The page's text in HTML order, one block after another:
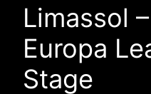
Limassol
Europa
Stage